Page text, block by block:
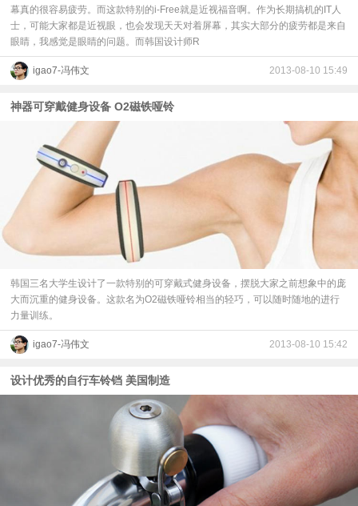
幕真的很容易疲劳。而这款特别的i-Free就是近视福音啊。作为长期搞机的IT人
士，可能大家都是近视眼，也会发现天天对着屏幕，其实大部分的疲劳都是来自
眼睛，我感觉是眼睛的问题。而韩国设计师R
igao7-冯伟文 2013-08-10 15:49
神器可穿戴健身设备 O2磁铁哑铃
韩国三名大学生设计了一款特别的可穿戴式健身设备，摆脱大家之前想象中的庞
大而沉重的健身设备。这款名为O2磁铁哑铃相当的轻巧，可以随时随地的进行
力量训练。
igao7-冯伟文 2013-08-10 15:42
设计优秀的自行车铃铛 美国制造